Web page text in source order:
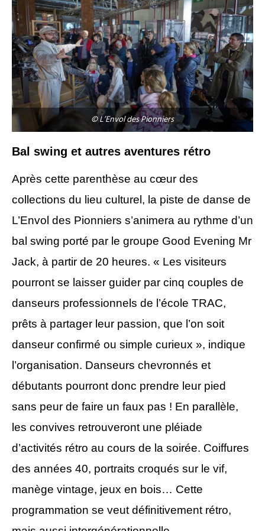
© L’Envol des Pionniers
Bal swing et autres aventures rétro
Après cette parenthèse au cœur des
collections du lieu culturel, la piste de danse de
L’Envol des Pionniers s’animera au rythme d’un
bal swing porté par le groupe Good Evening Mr
Jack, à partir de 20 heures. « Les visiteurs
pourront se laisser guider par cinq couples de
danseurs professionnels de l’école TRAC,
prêts à partager leur passion, que l’on soit
danseur confirmé ou simple curieux », indique
l’organisation. Danseurs chevronnés et
débutants pourront donc prendre leur pied
sans peur de faire un faux pas ! En parallèle,
les convives retrouveront une pléiade
d’activités rétro au cours de la soirée. Coiffures
des années 40, portraits croqués sur le vif,
manège vintage, jeux en bois… Cette
programmation se veut définitivement rétro,